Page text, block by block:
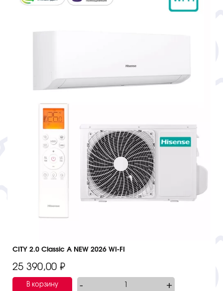
CITY 2.0 Classic A NEW 2026 WI-FI
25 390,00 ₽
В корзину +
-